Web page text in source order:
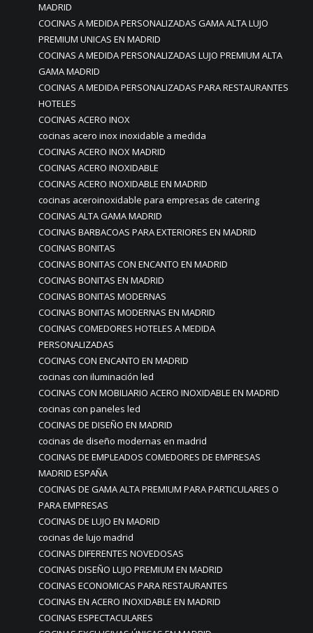
MADRID
COCINAS A MEDIDA PERSONALIZADAS GAMA ALTA LUJO
PREMIUM UNICAS EN MADRID
COCINAS A MEDIDA PERSONALIZADAS LUJO PREMIUM ALTA
GAMA MADRID
COCINAS A MEDIDA PERSONALIZADAS PARA RESTAURANTES
HOTELES
COCINAS ACERO INOX
cocinas acero inox inoxidable a medida
COCINAS ACERO INOX MADRID
COCINAS ACERO INOXIDABLE
COCINAS ACERO INOXIDABLE EN MADRID
cocinas aceroinoxidable para empresas de catering
COCINAS ALTA GAMA MADRID
COCINAS BARBACOAS PARA EXTERIORES EN MADRID
COCINAS BONITAS
COCINAS BONITAS CON ENCANTO EN MADRID
COCINAS BONITAS EN MADRID
COCINAS BONITAS MODERNAS
COCINAS BONITAS MODERNAS EN MADRID
COCINAS COMEDORES HOTELES A MEDIDA
PERSONALIZADAS
COCINAS CON ENCANTO EN MADRID
cocinas con iluminación led
COCINAS CON MOBILIARIO ACERO INOXIDABLE EN MADRID
cocinas con paneles led
COCINAS DE DISEÑO EN MADRID
cocinas de diseño modernas en madrid
COCINAS DE EMPLEADOS COMEDORES DE EMPRESAS
MADRID ESPAÑA
COCINAS DE GAMA ALTA PREMIUM PARA PARTICULARES O
PARA EMPRESAS
COCINAS DE LUJO EN MADRID
cocinas de lujo madrid
COCINAS DIFERENTES NOVEDOSAS
COCINAS DISEÑO LUJO PREMIUM EN MADRID
COCINAS ECONOMICAS PARA RESTAURANTES
COCINAS EN ACERO INOXIDABLE EN MADRID
COCINAS ESPECTACULARES